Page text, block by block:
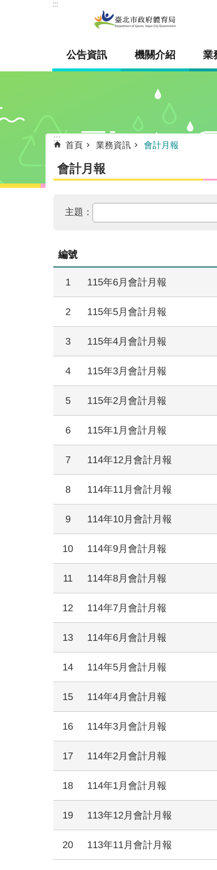
跳到主要內容區塊
:::
公告資訊 機關介紹 業
:::
首頁 業務資訊 會計月報
會計月報
主題：
編號
1 115年6月會計月報
2 115年5月會計月報
3 115年4月會計月報
4 115年3月會計月報
5 115年2月會計月報
6 115年1月會計月報
7 114年12月會計月報
8 114年11月會計月報
9 114年10月會計月報
10 114年9月會計月報
11 114年8月會計月報
12 114年7月會計月報
13 114年6月會計月報
14 114年5月會計月報
15 114年4月會計月報
16 114年3月會計月報
17 114年2月會計月報
18 114年1月會計月報
19 113年12月會計月報
20 113年11月會計月報